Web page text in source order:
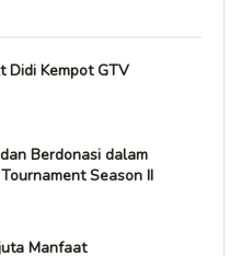
Didi Kempot GTV
Berdonasi dalam
Season II
Manfaat